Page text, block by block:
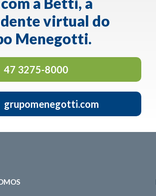
virtual do
Menegotti.
47 3275-8000
grupomenegotti.com